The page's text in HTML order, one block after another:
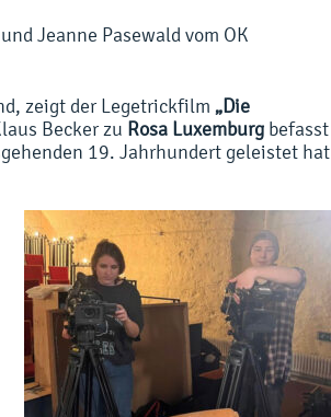
Jeanne Pasewald vom OK
zeigt der Legetrickfilm „Die
Becker zu Rosa Luxemburg befasst
19. Jahrhundert geleistet hat